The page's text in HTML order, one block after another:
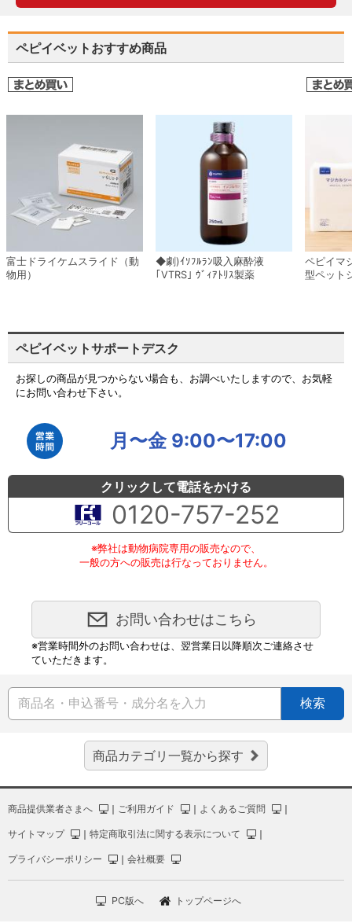
ペピイベットおすすめ商品
富士ドライケムスライド（動
物用）
◆劇)ｲｿﾌﾙﾗﾝ吸入麻酔液
｢VTRS｣ ｳﾞｨｱﾄﾘｽ製薬
ペピイマ
型ペット
ペピイベットサポートデスク
お探しの商品が見つからない場合も、お調べいたしますので、お気軽
にお問い合わせ下さい。
月〜金 9:00〜17:00
クリックして電話をかける
0120-757-252
※弊社は動物病院専用の販売なので、
一般の方への販売は行なっておりません。
お問い合わせはこちら
※営業時間外のお問い合わせは、翌営業日以降順次ご連絡させ
ていただきます。
検索
商品カテゴリ一覧から探す
商品提供業者さまへ ｜ ご利用ガイド ｜ よくあるご質問 ｜
サイトマップ ｜ 特定商取引法に関する表示について ｜
プライバシーポリシー ｜ 会社概要
PC版へ トップページへ